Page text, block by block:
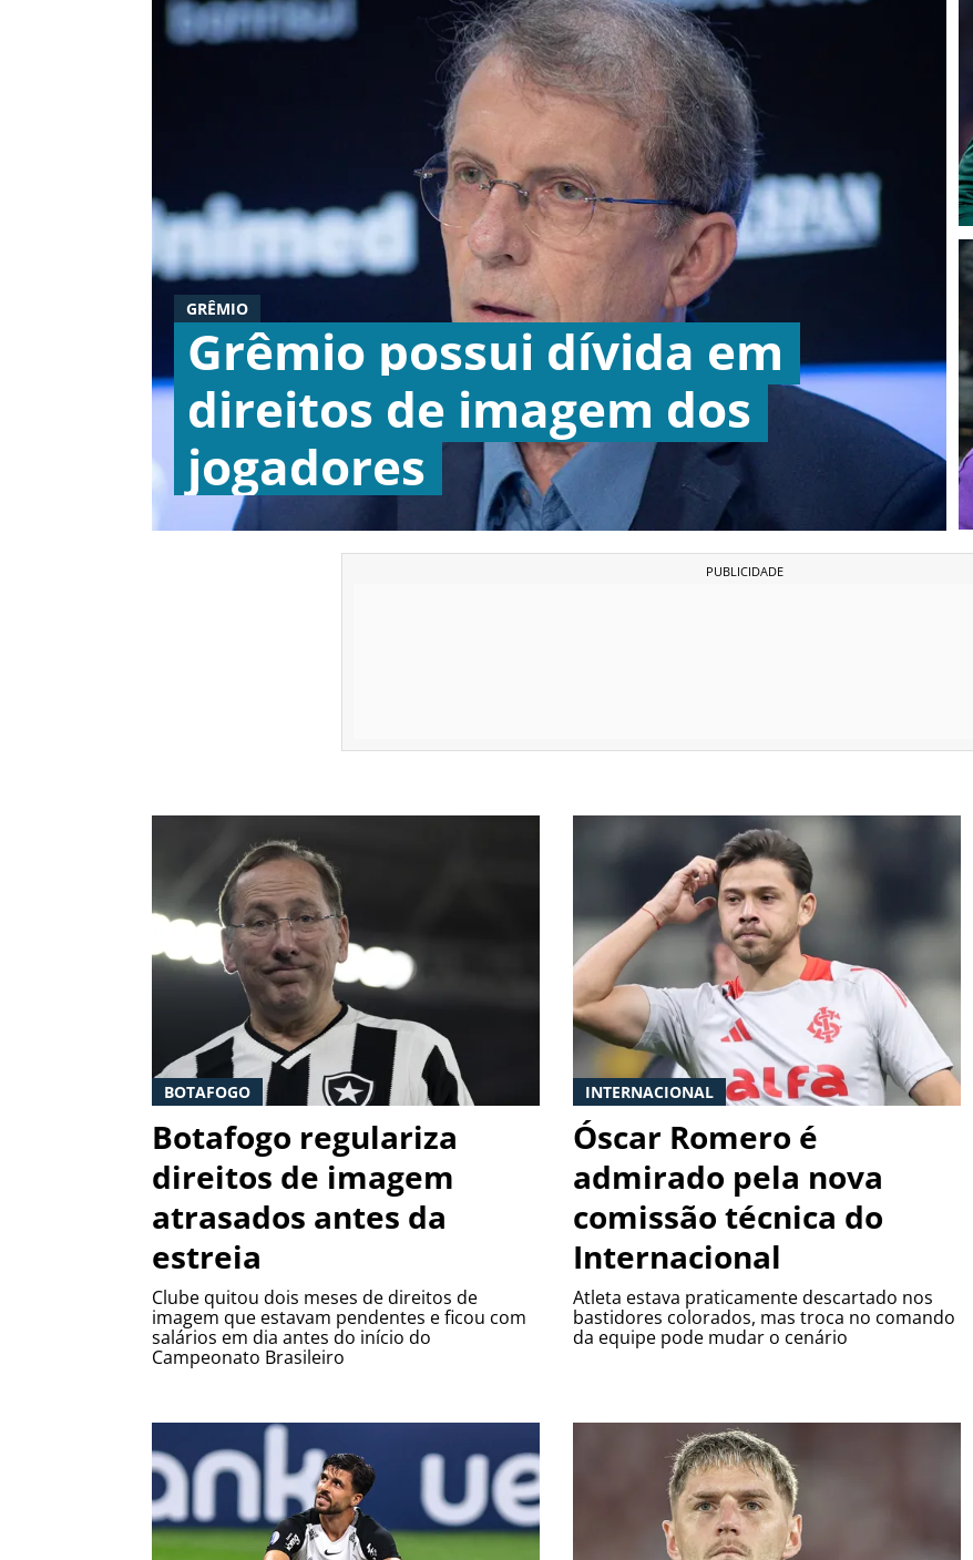
GRÊMIO
Grêmio possui dívida em
direitos de imagem dos
jogadores
BOTAFOGO
Botafogo regulariza
direitos de imagem
atrasados antes da
estreia
Clube quitou dois meses de direitos de
imagem que estavam pendentes e ficou com
salários em dia antes do início do
Campeonato Brasileiro
INTERNACIONAL
Óscar Romero é
admirado pela nova
comissão técnica do
Internacional
Atleta estava praticamente descartado nos
bastidores colorados, mas troca no comando
da equipe pode mudar o cenário